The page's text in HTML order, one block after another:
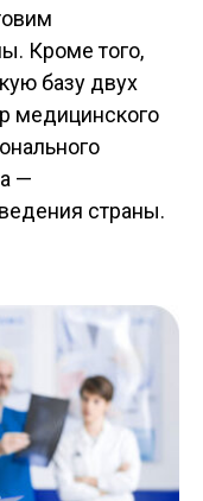
Кроме того,
базу двух
медицинского
—
страны.